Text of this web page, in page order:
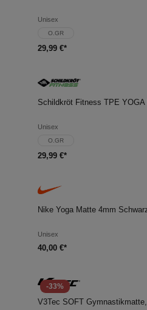
Unisex
O.GR
29,99 €*
Unisex
O.GR
29,99 €*
Nike Yoga Matte 4mm
Unisex
40,00 €*
-33%
V3Tec SOFT